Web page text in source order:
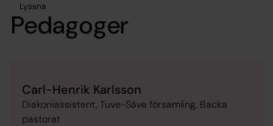
Lyssna
Pedagoger
Carl-Henrik Karlsson
Diakoniassistent, Tuve-Säve församling, Backa
pastorat